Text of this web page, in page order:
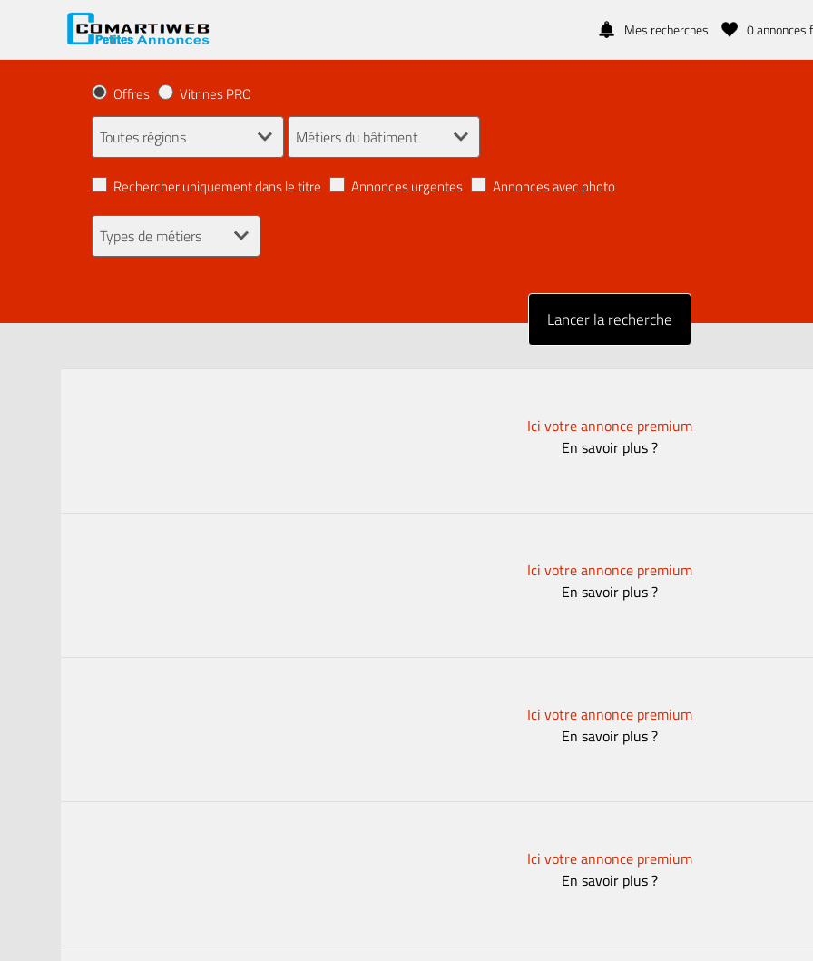
Mes recherches 0annonces
Offres Vitrines PRO
Rechercher uniquement dans le titre Annonces urgentes Annonces avec photo
Ici votre annonce premium
En savoir plus ?
Ici votre annonce premium
En savoir plus ?
Ici votre annonce premium
En savoir plus ?
Ici votre annonce premium
En savoir plus ?